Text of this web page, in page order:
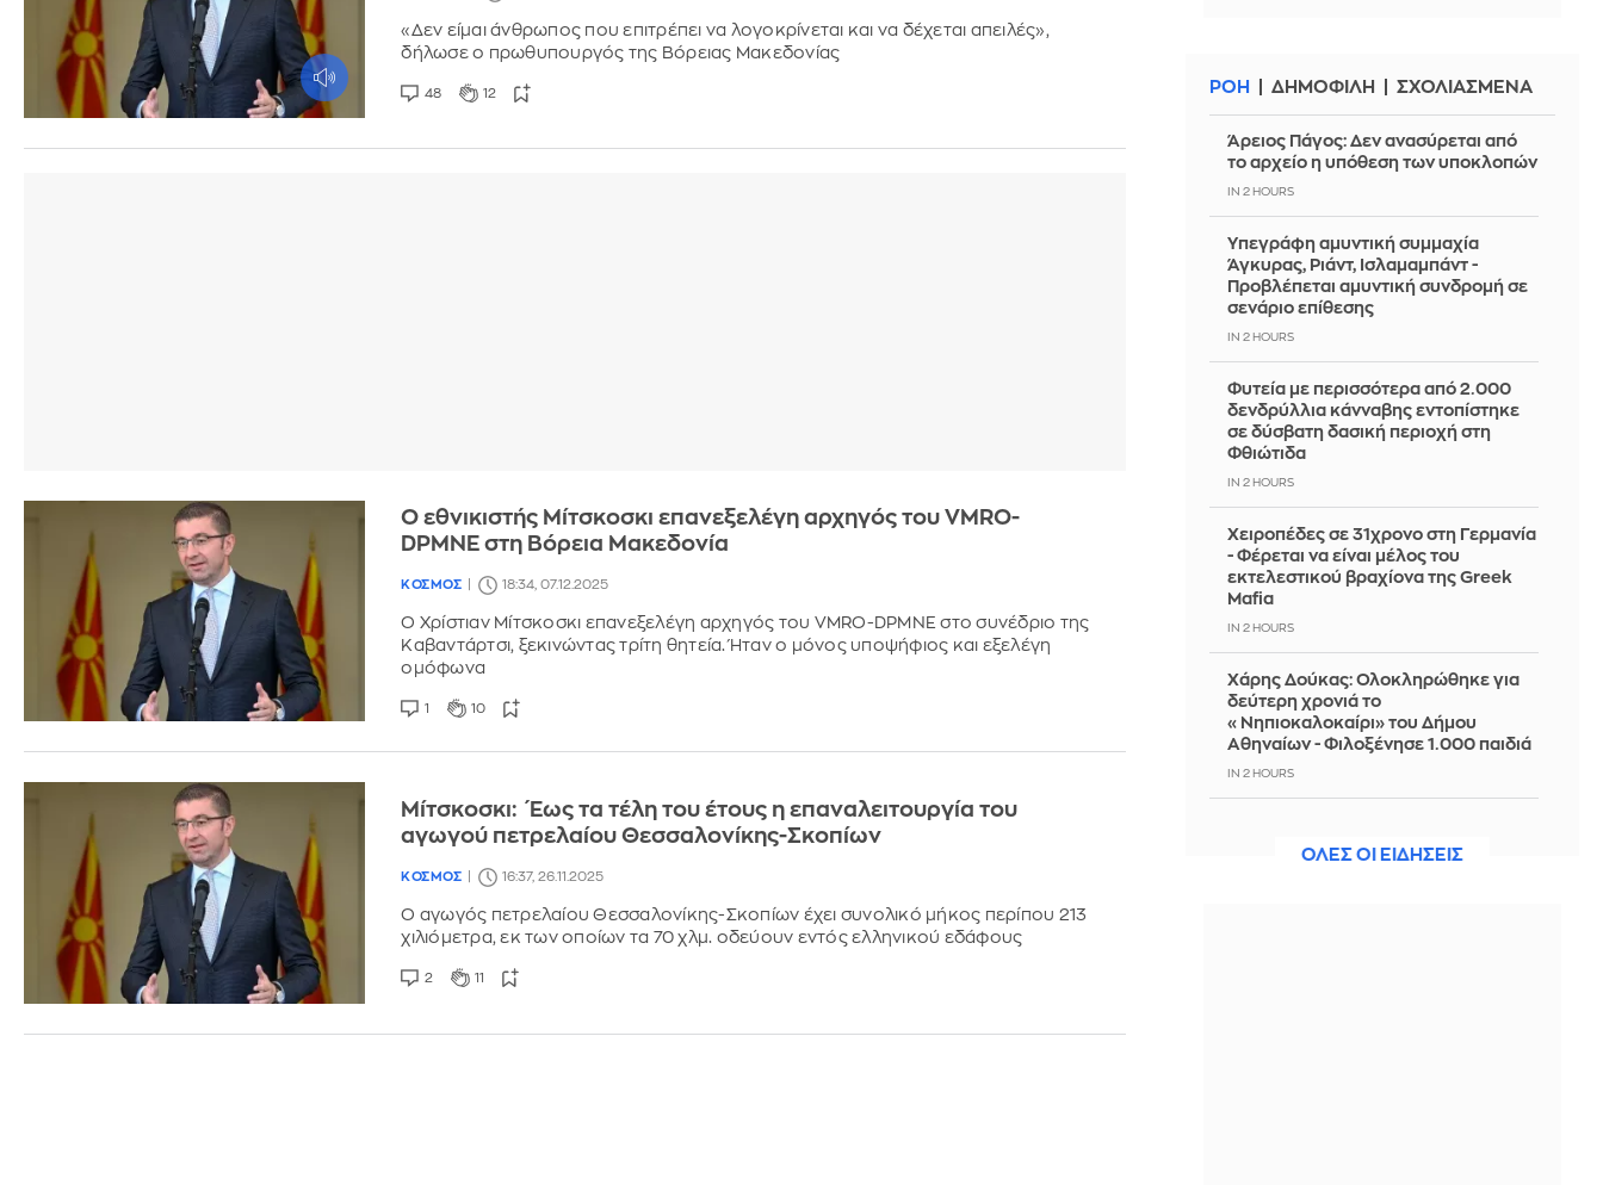
«Δεν είμαι άνθρωπος που επιτρέπει να λογοκρίνεται και να δέχεται απειλές»,
δήλωσε ο πρωθυπουργός της Βόρειας Μακεδονίας
48 12
Ο εθνικιστής Μίτσκοσκι επανεξελέγη αρχηγός του VMRO-
DPMNE στη Βόρεια Μακεδονία
ΚΟΣΜΟΣ 18:34, 07.12.2025
Ο Χρίστιαν Μίτσκοσκι επανεξελέγη αρχηγός του VMRO-DPMNE στο συνέδριο της
Καβαντάρτσι, ξεκινώντας τρίτη θητεία. Ήταν ο μόνος υποψήφιος και εξελέγη
ομόφωνα
1 10
Μίτσκοσκι: ΄Εως τα τέλη του έτους η επαναλειτουργία του
αγωγού πετρελαίου Θεσσαλονίκης-Σκοπίων
ΚΟΣΜΟΣ 16:37, 26.11.2025
Ο αγωγός πετρελαίου Θεσσαλονίκης-Σκοπίων έχει συνολικό μήκος περίπου 213
χιλιόμετρα, εκ των οποίων τα 70 χλμ. οδεύουν εντός ελληνικού εδάφους
2 11
ΡΟΗ ΔΗΜΟΦΙΛΗ ΣΧΟΛΙΑΣΜΕΝΑ
Άρειος Πάγος: Δεν ανασύρεται από
το αρχείο η υπόθεση των υποκλοπών
IN 2 HOURS
Υπεγράφη αμυντική συμμαχία
Άγκυρας, Ριάντ, Ισλαμαμπάντ -
Προβλέπεται αμυντική συνδρομή σε
σενάριο επίθεσης
IN 2 HOURS
Φυτεία με περισσότερα από 2.000
δενδρύλλια κάνναβης εντοπίστηκε
σε δύσβατη δασική περιοχή στη
Φθιώτιδα
IN 2 HOURS
Χειροπέδες σε 31χρονο στη Γερμανία
- Φέρεται να είναι μέλος του
εκτελεστικού βραχίονα της Greek
Mafia
IN 2 HOURS
Χάρης Δούκας: Ολοκληρώθηκε για
δεύτερη χρονιά το
«Νηπιοκαλοκαίρι» του Δήμου
Αθηναίων - Φιλοξένησε 1.000 παιδιά
IN 2 HOURS
ανεχθεί καμιά απόπειρα ξένης
ΟΛΕΣ ΟΙ ΕΙΔΗΣΕΙΣ